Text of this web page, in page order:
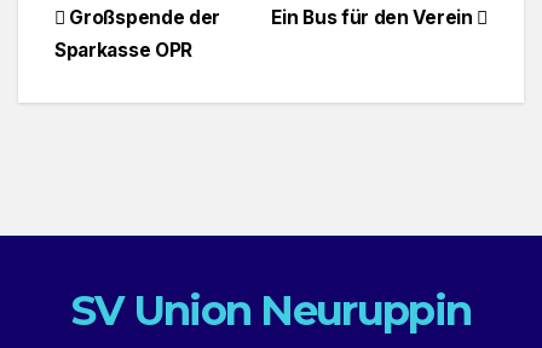
Beitragsnavigation
Ein Bus für den Verein
Großspende der
Sparkasse OPR
SV Union Neuruppin